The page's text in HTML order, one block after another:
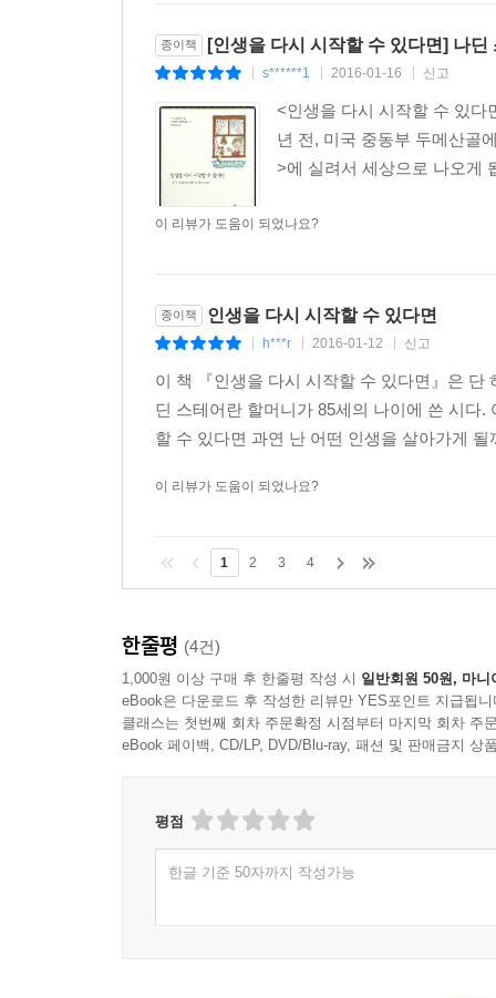
종이책 [인생을 다시 시작할 수 있다면] 나
s******1 2016-01-16 신고
<인생을 다시 시작할 수 있다
년 전, 미국 중동부 두메산골
>에 실려서 세상으로 나오게
이 리뷰가 도움이 되었나요?
종이책 인생을 다시 시작할 수 있다면
h***r 2016-01-12 신고
이 책 『인생을 다시 시작할 수 있다면』은
딘 스테어란 할머니가 85세의 나이에 쓴 시다
할 수 있다면 과연 난 어떤 인생을 살아가게
이 리뷰가 도움이 되었나요?
1 2 3 4
한줄평 (4건)
1,000원 이상 구매 후 한줄평 작성 시 일반회원 50원, 마니
eBook은 다운로드 후 작성한 리뷰만 YES포인트 지급됩니
클래스는 첫번째 회차 주문확정 시점부터 마지막 회차 주
eBook 페이백, CD/LP, DVD/Blu-ray, 패션 및 판매금지 상
평점
한글 기준 50자까지 작성가능